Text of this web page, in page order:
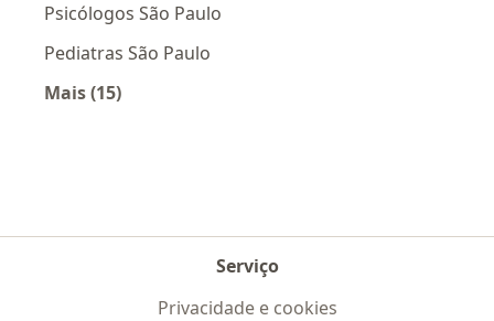
Psicólogos São Paulo
Pediatras São Paulo
Mais (15)
Serviço
Privacidade e cookies